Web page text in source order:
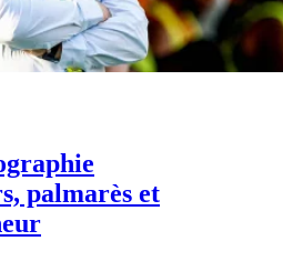
palmarès et